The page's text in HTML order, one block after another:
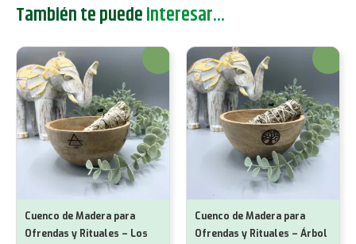
11x7cm
cantidad
También te puedeinteresar...
¡Oferta!
Cuenco de Madera para
Ofrendas y Rituales – Los
¡Oferta!
Cuenco de Madera para
Ofrendas y Rituales – Árbol